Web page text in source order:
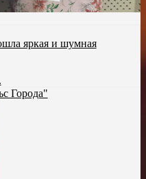
яркая и шумная
Города"